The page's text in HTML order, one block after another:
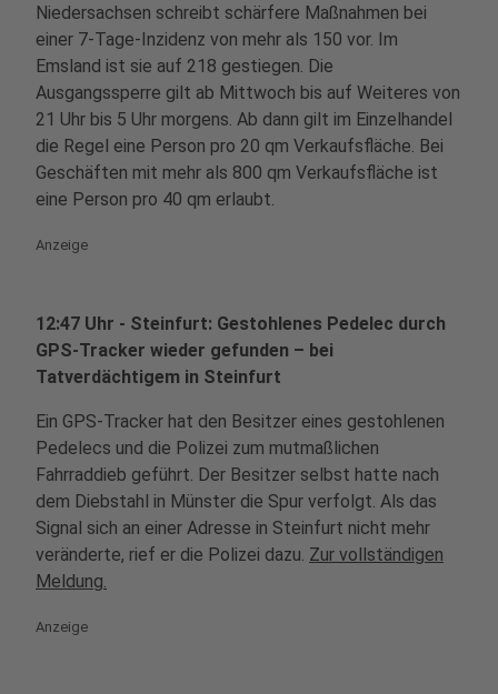
Niedersachsen schreibt schärfere Maßnahmen bei
einer 7-Tage-Inzidenz von mehr als 150 vor. Im
Emsland ist sie auf 218 gestiegen. Die
Ausgangssperre gilt ab Mittwoch bis auf Weiteres von
21 Uhr bis 5 Uhr morgens. Ab dann gilt im Einzelhandel
die Regel eine Person pro 20 qm Verkaufsfläche. Bei
Geschäften mit mehr als 800 qm Verkaufsfläche ist
eine Person pro 40 qm erlaubt.
Anzeige
12:47 Uhr - Steinfurt: Gestohlenes Pedelec durch
GPS-Tracker wieder gefunden – bei
Tatverdächtigem in Steinfurt
Ein GPS-Tracker hat den Besitzer eines gestohlenen
Pedelecs und die Polizei zum mutmaßlichen
Fahrraddieb geführt. Der Besitzer selbst hatte nach
dem Diebstahl in Münster die Spur verfolgt. Als das
Signal sich an einer Adresse in Steinfurt nicht mehr
veränderte, rief er die Polizei dazu. Zur vollständigen
Meldung.
Anzeige